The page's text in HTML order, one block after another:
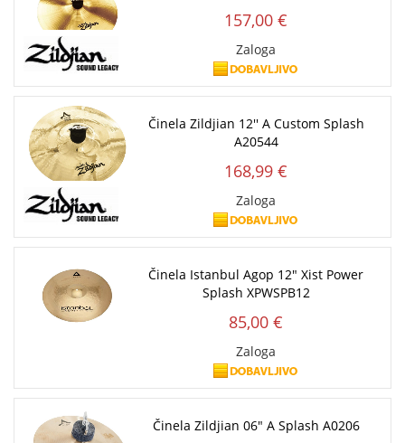
157,00 €
Zaloga
Činela Zildjian 12'' A Custom Splash
A20544
168,99 €
Zaloga
Činela Istanbul Agop 12" Xist Power
Splash XPWSPB12
85,00 €
Zaloga
Činela Zildjian 06" A Splash A0206